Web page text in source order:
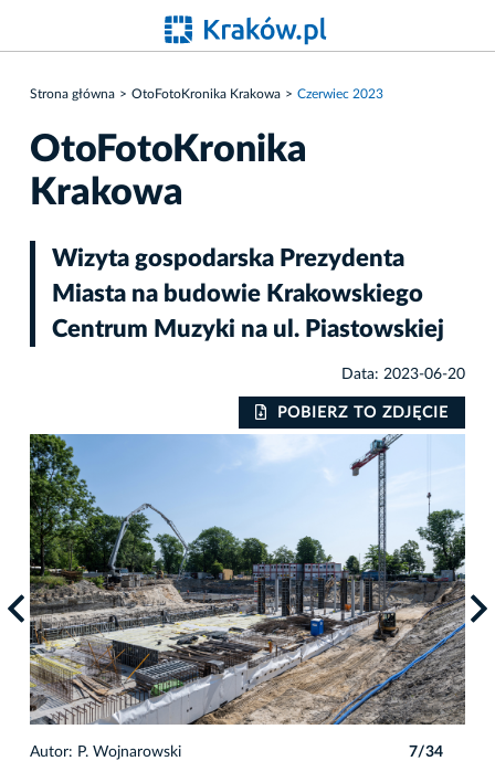
Strona główna OtoFotoKronika Krakowa Czerwiec 2023
OtoFotoKronika
Krakowa
Wizyta gospodarska Prezydenta
Miasta na budowie Krakowskiego
Centrum Muzyki na ul. Piastowskiej
Data: 2023-06-20
POBIERZ TO ZDJĘCIE
Autor: P. Wojnarowski 7/34